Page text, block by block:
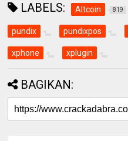
LABELS: Altcoin 819
pundix pundixpos
xphone xplugin
BAGIKAN: